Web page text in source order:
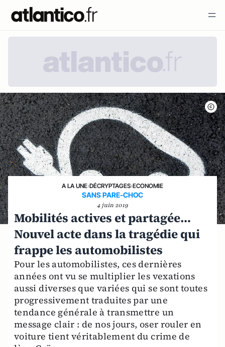
A LA UNE›DÉCRYPTAGES›ECONOMIE
SANS PARE-CHOC
4 juin 2019
Mobilités actives et partagée…
Nouvel acte dans la tragédie qui
frappe les automobilistes
Pour les automobilistes, ces dernières
années ont vu se multiplier les vexations
aussi diverses que variées qui se sont toutes
progressivement traduites par une
tendance générale à transmettre un
message clair : de nos jours, oser rouler en
voiture tient véritablement du crime de